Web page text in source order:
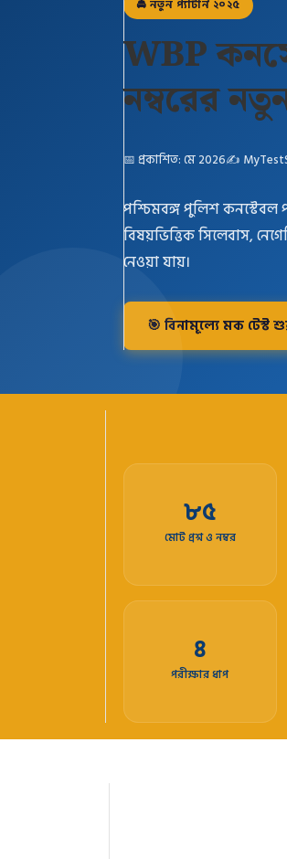
🚔 নতুন প্যাটার্ন ২০২৫
WBP
নম্বরের
📅 প্রকাশিত: মে 2026✍️
পশ্চিমবঙ্গ পুলিশ কনস্টেবল
বিষয়ভিত্তিক সিলেবাস,
নেওয়া যায়।
🎯 বিনামূল্যে মক
৮৫
মোট প্রশ্ন ও নম্বর
৪
পরীক্ষার ধাপ